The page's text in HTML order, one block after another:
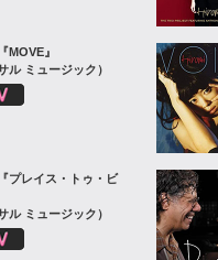
MOVE』
ル ミュージック）
プレイス・トゥ・ビ
ル ミュージック）